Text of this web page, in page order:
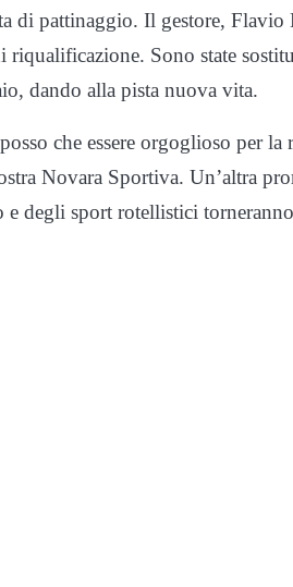
di pattinaggio. Il gestore, Flavio
Sono state
dando alla pista nuova vita.
che essere orgoglioso per la
Novara Sportiva. Un’altra
degli sport rotellistici